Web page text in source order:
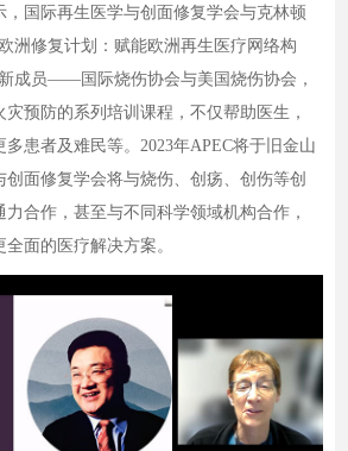
，国际再生医学与创面修复学会与克林顿
洲修复计划：赋能欧洲再生医疗网络构
成员——国际烧伤协会与美国烧伤协会，
预防的系列培训课程，不仅帮助医生，
患者及难民等。2023年APEC将于旧金山
面修复学会将与烧伤、创疡、创伤等创
合作，甚至与不同科学领域机构合作，
面的医疗解决方案。